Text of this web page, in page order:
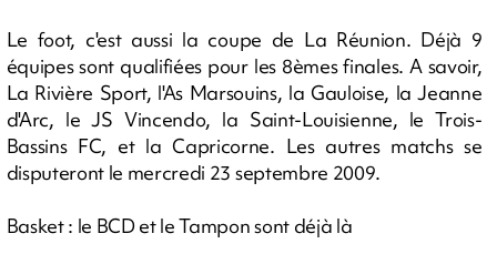
Le foot, c'est aussi la coupe de La Réunion. Déjà 9
équipes sont qualifiées pour les 8èmes finales. A savoir,
La Rivière Sport, l'As Marsouins, la Gauloise, la Jeanne
d'Arc, le JS Vincendo, la Saint-Louisienne, le Trois-
Bassins FC, et la Capricorne. Les autres matchs se
disputeront le mercredi 23 septembre 2009.
Basket : le BCD et le Tampon sont déjà là